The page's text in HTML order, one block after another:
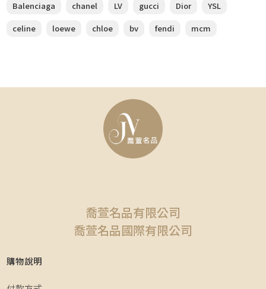
Balenciaga
chanel LV gucci Dior
YSL
celine
loewe chloe bv fendi mcm
喬萱名品有限公司
喬萱名品國際有限公司
購物說明